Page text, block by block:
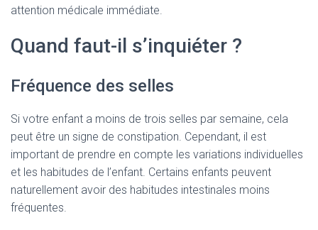
attention médicale immédiate.
Quand faut-il s’inquiéter ?
Fréquence des selles
Si votre enfant a moins de trois selles par semaine, cela
peut être un signe de constipation. Cependant, il est
important de prendre en compte les variations individuelles
et les habitudes de l’enfant. Certains enfants peuvent
naturellement avoir des habitudes intestinales moins
fréquentes.